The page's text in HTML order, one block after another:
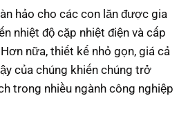
hảo cho các con lăn được gia
nhiệt độ cặp nhiệt điện và cấp
nữa, thiết kế nhỏ gọn, giá cả
của chúng khiến chúng trở
trong nhiều ngành công nghiệp